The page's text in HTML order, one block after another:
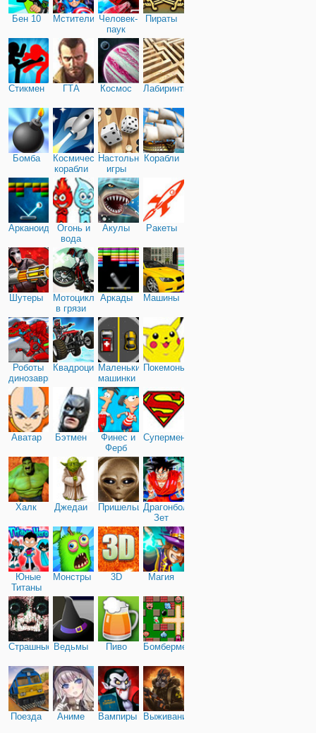
Бен 10 Мстители Человек-
паук
Пираты
Стикмен ГТА Космос Лабиринты
Бомба
Космические
корабли
Настольные
игры
Корабли
Арканоид
Огонь и
вода
Акулы Ракеты
Шутеры
Мотоциклы
в грязи
Аркады Машины
Роботы
динозавры
КвадроциклыМаленькие
машинки
Покемоны
Аватар Бэтмен
Финес и
Ферб
Супермен
Халк Джедаи ПришельцыДрагонболл
Зет
Юные
Титаны
Монстры 3D Магия
Страшные Ведьмы Пиво Бомбермен
Поезда Аниме Вампиры Выживание